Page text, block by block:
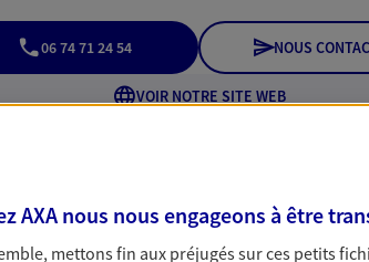
06 74 71 24 54 NOUS
VOIR NOTRE SITE WEB
Chantal Chabault
Mandataire d'Assurance AXA Epargne et
AXA nous nous engageons à être
mettons fin aux préjugés sur ces petits